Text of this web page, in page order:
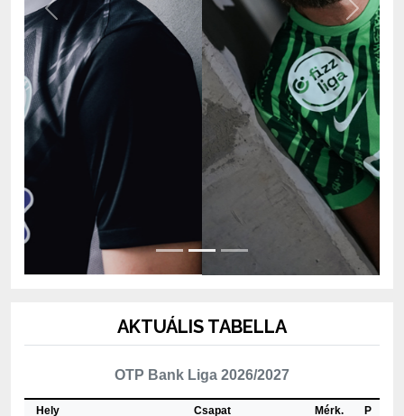
OTP Bank Liga 2026/2027
Csapat
1 ETO FC Győr 2 4